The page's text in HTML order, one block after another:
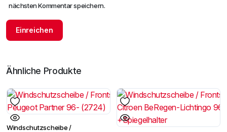
nächsten Kommentar speichern.
Ähnliche Produkte
Windschutzscheibe /